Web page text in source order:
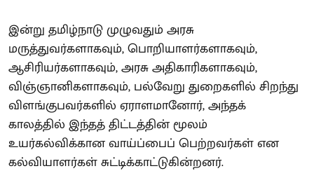
இன்று தமிழ்நாடு முழுவதும் அரசு
மருத்துவர்களாகவும், பொறியாளர்களாகவும்,
ஆசிரியர்களாகவும், அரசு அதிகாரிகளாகவும்,
விஞ்ஞானிகளாகவும், பல்வேறு துறைகளில் சிறந்து
விளங்குபவர்களில் ஏராளமானோர், அந்தக்
காலத்தில் இந்தத் திட்டத்தின் மூலம்
உயர்கல்விக்கான வாய்ப்பைப் பெற்றவர்கள் என
கல்வியாளர்கள் சுட்டிக்காட்டுகின்றனர்.